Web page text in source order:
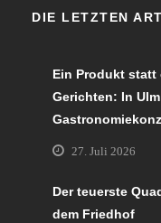
DIE LETZTEN
Ein Produkt statt
Gerichten: In
27. Juli 2026
Der teuerste
dem Friedhof